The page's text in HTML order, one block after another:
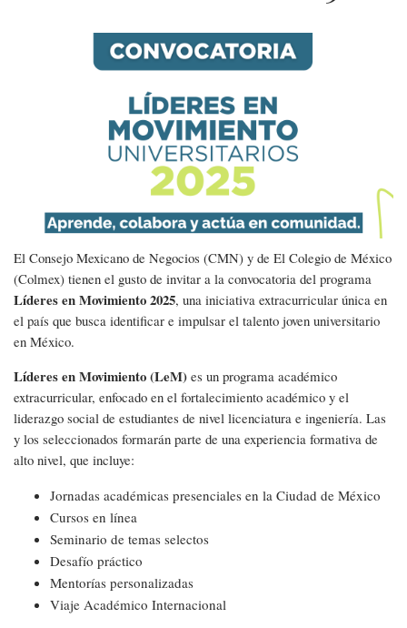
Convocatoria
Movimiento
2025
El Consejo Mexicano de Negocios (CMN) y de El Colegio de México
(Colmex) tienen el gusto de invitar a la convocatoria del programa
Líderes en Movimiento 2025, una iniciativa extracurricular única en
el país que busca identificar e impulsar el talento joven universitario
en México.
Líderes en Movimiento (LeM) es un programa académico
extracurricular, enfocado en el fortalecimiento académico y el
liderazgo social de estudiantes de nivel licenciatura e ingeniería. Las
y los seleccionados formarán parte de una experiencia formativa de
alto nivel, que incluye:
Jornadas académicas presenciales en la Ciudad de México
Cursos en línea
Seminario de temas selectos
Desafío práctico
Mentorías personalizadas
Viaje Académico Internacional